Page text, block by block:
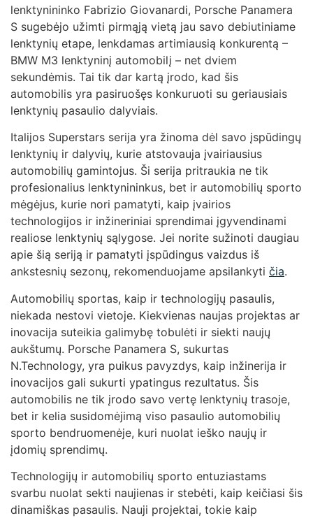
lenktynininko Fabrizio Giovanardi, Porsche Panamera
S sugebėjo užimti pirmąją vietą jau savo debiutiniame
lenktynių etape, lenkdamas artimiausią konkurentą –
BMW M3 lenktyninį automobilį – net dviem
sekundėmis. Tai tik dar kartą įrodo, kad šis
automobilis yra pasiruošęs konkuruoti su geriausiais
lenktynių pasaulio dalyviais.
Italijos Superstars serija yra žinoma dėl savo įspūdingų
lenktynių ir dalyvių, kurie atstovauja įvairiausius
automobilių gamintojus. Ši serija pritraukia ne tik
profesionalius lenktynininkus, bet ir automobilių sporto
mėgėjus, kurie nori pamatyti, kaip įvairios
technologijos ir inžineriniai sprendimai įgyvendinami
realiose lenktynių sąlygose. Jei norite sužinoti daugiau
apie šią seriją ir pamatyti įspūdingus vaizdus iš
ankstesnių sezonų, rekomenduojame apsilankyti čia.
Automobilių sportas, kaip ir technologijų pasaulis,
niekada nestovi vietoje. Kiekvienas naujas projektas ar
inovacija suteikia galimybę tobulėti ir siekti naujų
aukštumų. Porsche Panamera S, sukurtas
N.Technology, yra puikus pavyzdys, kaip inžinerija ir
inovacijos gali sukurti ypatingus rezultatus. Šis
automobilis ne tik įrodo savo vertę lenktynių trasoje,
bet ir kelia susidomėjimą viso pasaulio automobilių
sporto bendruomenėje, kuri nuolat ieško naujų ir
įdomių sprendimų.
Technologijų ir automobilių sporto entuziastams
svarbu nuolat sekti naujienas ir stebėti, kaip keičiasi šis
dinamiškas pasaulis. Nauji projektai, tokie kaip